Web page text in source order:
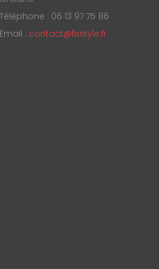
: 06 13 97 75 86
: contact@fixstyle.fr